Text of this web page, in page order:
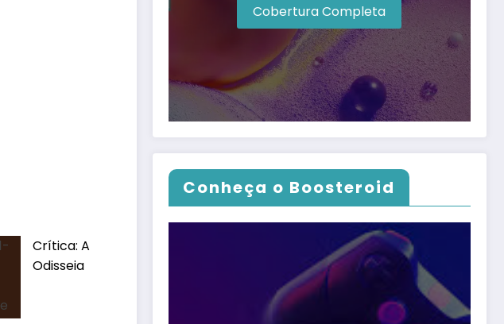
Crítica: A
Odisseia
Cobertura Completa
Conheça o Boosteroid